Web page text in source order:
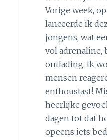
Vorige week,
lanceerde ik
jongens, wat
vol adrenaline,
ontlading: ik
mensen
enthousiast!
heerlijke
dagen tot dat
opeens iets